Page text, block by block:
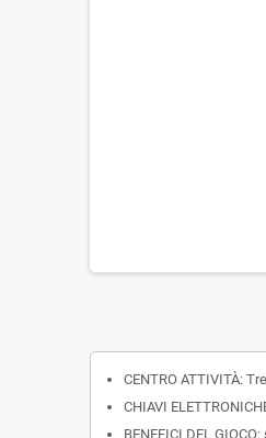
CENTRO ATTIVITÀ:
CHIAVI
BENEFICI DEL